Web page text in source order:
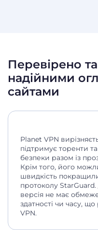
Перевірено
надійними
сайтами
Planet VPN
підтримує торенти
безпеки разом із
Крім того, його
швидкість
протоколу
версія не має
здатності чи часу, що
VPN.